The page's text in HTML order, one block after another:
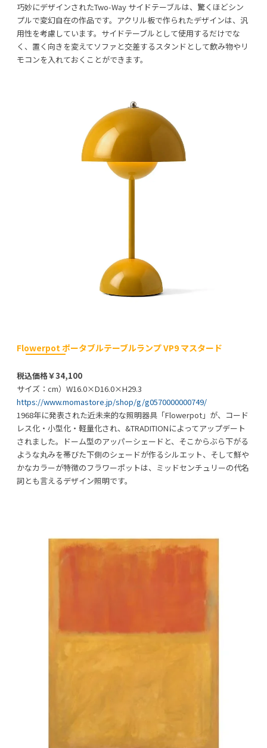
巧妙にデザインされたTwo-Way サイドテーブルは、驚くほどシン
プルで変幻自在の作品です。アクリル板で作られたデザインは、汎
用性を考慮しています。サイドテーブルとして使用するだけでな
く、置く向きを変えてソファと交差するスタンドとして飲み物やリ
モコンを入れておくことができます。
Flowerpot ポータブルテーブルランプ VP9 マスタード
税込価格￥34,100
サイズ：cm）W16.0×D16.0×H29.3
https://www.momastore.jp/shop/g/g0570000000749/
1968年に発表された近未来的な照明器具「Flowerpot」が、コード
レス化・小型化・軽量化され、&TRADITIONによってアップデート
されました。ドーム型のアッパーシェードと、そこからぶら下がる
ような丸みを帯びた下側のシェードが作るシルエット、そして鮮や
かなカラーが特徴のフラワーポットは、ミッドセンチュリーの代名
詞とも言えるデザイン照明です。